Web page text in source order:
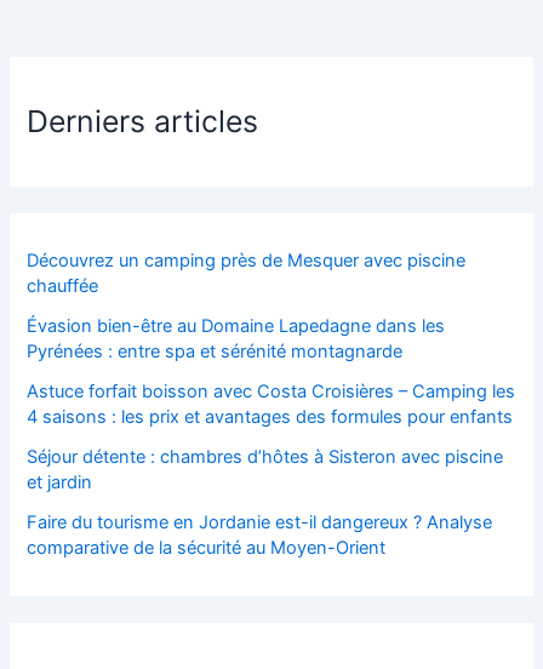
Derniers articles
Découvrez un camping près de Mesquer avec piscine
chauffée
Évasion bien-être au Domaine Lapedagne dans les
Pyrénées : entre spa et sérénité montagnarde
Astuce forfait boisson avec Costa Croisières – Camping les
4 saisons : les prix et avantages des formules pour enfants
Séjour détente : chambres d’hôtes à Sisteron avec piscine
et jardin
Faire du tourisme en Jordanie est-il dangereux ? Analyse
comparative de la sécurité au Moyen-Orient